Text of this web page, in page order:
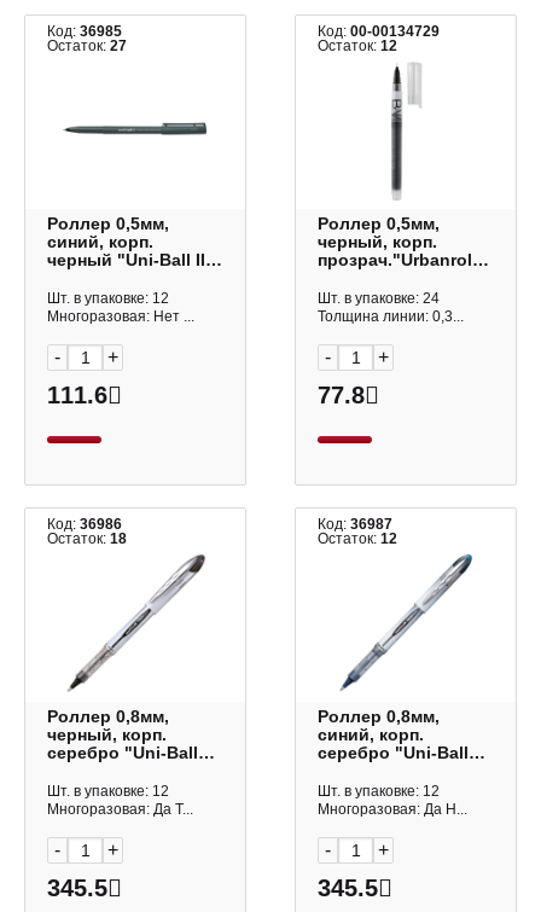
Код: 36985
Остаток: 27
Роллер 0,5мм,
синий, корп.
черный "Uni-Ball II
Шт. в упаковке: 12
Многоразовая: Нет ...
- +
111.6
Код:00-00134729
Остаток:12
Роллер 0,5мм,
черный, корп.
прозрач."Urbanroll"
Visconti
Шт. в упаковке: 24
Толщина линии: 0,3...
- +
77.8
Код: 36986
Остаток: 18
Роллер 0,8мм,
черный, корп.
серебро "Uni-Ball
200(08)" 66265
Шт. в упаковке: 12
Многоразовая: Да Т...
- +
345.5
Код:36987
Остаток:12
Роллер 0,8мм,
синий, корп.
серебро "Uni-Ball
200(08)" 66266
Шт. в упаковке: 12
Многоразовая: Да Н...
- +
345.5